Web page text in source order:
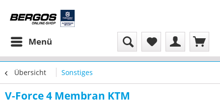
Menü
Übersicht Sonstiges
V-Force 4 Membran KTM